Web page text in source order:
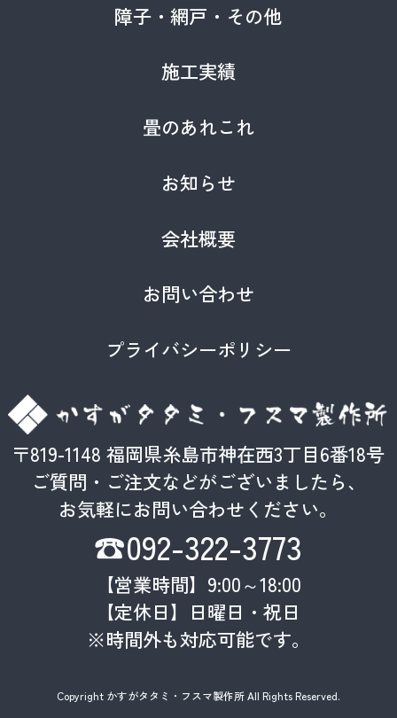
障子・網戸・その他
施工実績
畳のあれこれ
お知らせ
会社概要
お問い合わせ
プライバシーポリシー
〒819-1148 福岡県糸島市神在西3丁目6番18号
ご質問・ご注文などがございましたら、
お気軽にお問い合わせください。
☎092-322-3773
【営業時間】9:00～18:00
【定休日】日曜日・祝日
※時間外も対応可能です。
Copyright かすがタタミ・フスマ製作所 All Rights Reserved.